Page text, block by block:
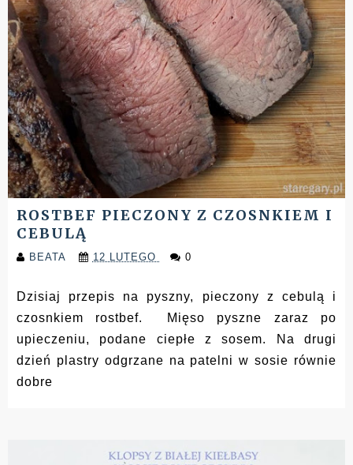
ROSTBEF PIECZONY Z CZOSNKIEM I
CEBULĄ
BEATA 12 LUTEGO 0
Dzisiaj przepis na pyszny, pieczony z cebulą i
czosnkiem rostbef. Mięso pyszne zaraz po
upieczeniu, podane ciepłe z sosem. Na drugi
dzień plastry odgrzane na patelni w sosie równie
dobre